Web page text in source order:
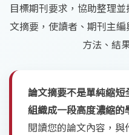
目標期刊要求，協助整理
文摘要，使讀者、期刊主
方法、結
論文摘要不是單純縮
組織成一段高度濃縮的
閱讀您的論文內容，